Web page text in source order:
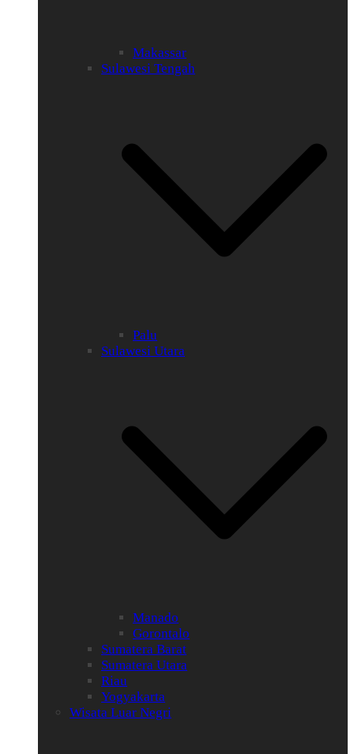
Makassar
Sulawesi Tengah
Palu
Sulawesi Utara
Manado
Gorontalo
Sumatera Barat
Sumatera Utara
Riau
Yogyakarta
Wisata Luar Negri